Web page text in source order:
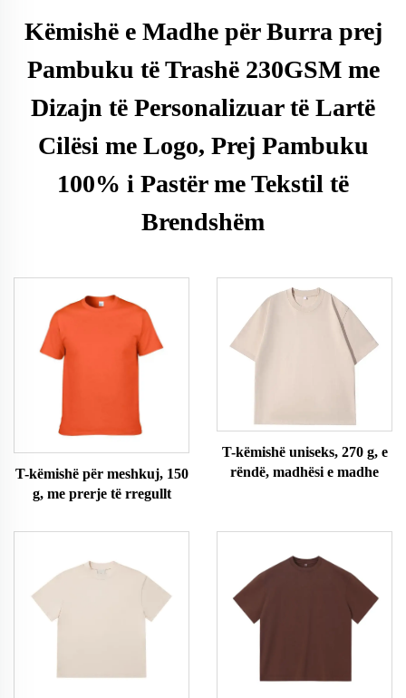
Këmishë e Madhe për Burra prej
Pambuku të Trashë 230GSM me
Dizajn të Personalizuar të Lartë
Cilësi me Logo, Prej Pambuku
100% i Pastër me Tekstil të
Brendshëm
T-këmishë për meshkuj, 150
g, me prerje të rregullt
T-këmishë uniseks, 270 g, e
rëndë, madhësi e madhe